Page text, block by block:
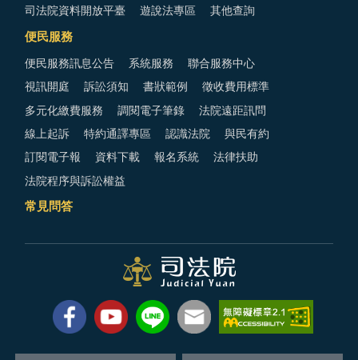
司法院資料開放平臺 遊說法專區 其他查詢
便民服務
便民服務訊息公告 系統服務 聯合服務中心
視訊開庭 訴訟須知 書狀範例 徵收費用標準
多元化繳費服務 調閱電子筆錄 法院遠距訊問
線上起訴 特約通譯專區 認識法院 與民有約
訂閱電子報 資料下載 報名系統 法律扶助
法院程序與訴訟權益
常見問答